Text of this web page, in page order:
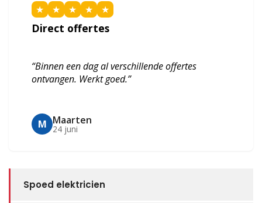
★ ★ ★ ★ ★
Direct offertes
“Binnen een dag al verschillende offertes
ontvangen. Werkt goed.”
M Maarten
24 juni
Spoed elektricien